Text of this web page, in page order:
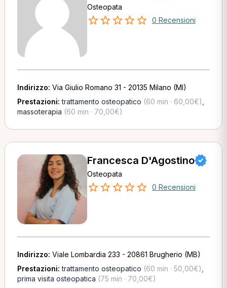
Osteopata
0 Recensioni
Indirizzo: Via Giulio Romano 31 - 20135 Milano (MI)
Prestazioni:trattamento osteopatico (60 min · 60,00€)
massoterapia (60 min · 70,00€)
Francesca D'Agostino
Osteopata
0 Recensioni
Indirizzo: Viale Lombardia 233 - 20861 Brugherio (MB)
Prestazioni:trattamento osteopatico (60 min · 50,00€)
prima visita osteopatica (75 min · 70,00€)